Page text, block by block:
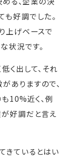
も好調でした。
上げベースで
状況です。
く出して、それ
ありますので、
10%近く、例
が好調だと言え
きているとはい